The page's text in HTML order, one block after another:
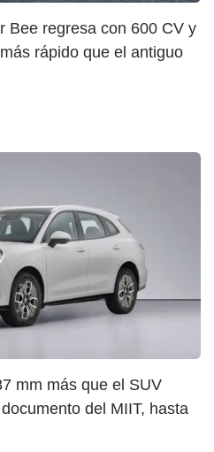
Bee regresa con 600 CV y
rápido que el antiguo
mm más que el SUV
del MIIT, hasta